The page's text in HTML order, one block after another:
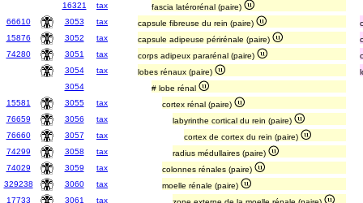
16321
tax
fascia latérorénal (paire)
66610
3053 tax capsule fibreuse du rein (paire)
15876
3052 tax capsule adipeuse périrénale (paire)
74280
3051 tax corps adipeux pararénal (paire)
3054
tax lobes rénaux (paire)
3054
# lobe rénal
15581
3055 tax
cortex rénal (paire)
76659
3056 tax
labyrinthe cortical du rein (paire)
76660
3057 tax
cortex de cortex du rein (paire)
74299
3058 tax
radius médullaires (paire)
74029
3059 tax
colonnes rénales (paire)
329238
3060 tax
moelle rénale (paire)
17733
3061 tax